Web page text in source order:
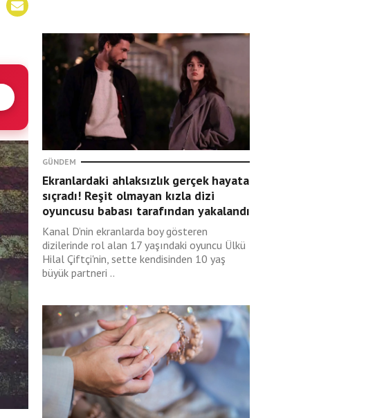
GÜNDEM
Ekranlardaki ahlaksızlık gerçek hayata
sıçradı! Reşit olmayan kızla dizi
oyuncusu babası tarafından yakalandı
Kanal D’nin ekranlarda boy gösteren
dizilerinde rol alan 17 yaşındaki oyuncu Ülkü
Hilal Çiftçi'nin, sette kendisinden 10 yaş
büyük partneri ..